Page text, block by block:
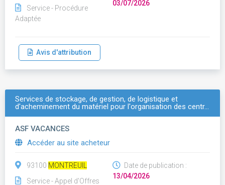
Service - Procédure
Adaptée
03/07/2026
Avis d'attribution
Services de stockage, de gestion, de logistique et
d'acheminement du matériel pour l'organisation des centr…
ASF VACANCES
Accéder au site acheteur
93100 MONTREUIL
Service - Appel d'Offres
Date de publication :
13/04/2026